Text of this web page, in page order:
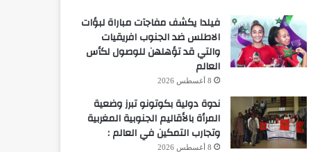
فيلدا يكشف مفاجآت مباراة لبؤات
الاطلس ضد الجنوب افريقيات
والتي قد تؤهلهن للوصول لكأس
العالم
8 أغسطس 2026
ندوة دولية بكوتونو تبرز وضعية
المرأة بالأقاليم الجنوبية المغربية
وتجارب التمكين في العالم :
8 أغسطس 2026